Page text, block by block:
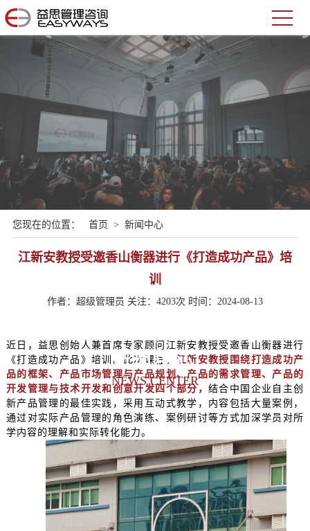
新闻中心
NEWS CENTER
您现在的位置： 首页 > 新闻中心
江新安教授受邀香山衡器进行《打造成功产品》培
训
作者：超级管理员 关注：4203次 时间：2024-08-13
近日，益思创始人兼首席专家顾问江新安教授受邀香山衡器进行
《打造成功产品》培训。此次课程， 江新安教授围绕打造成功产
品的框架、产品市场管理与产品规划、产品的需求管理、产品的
开发管理与技术开发和创意开发四个部分，结合中国企业自主创
新产品管理的最佳实践，采用互动式教学，内容包括大量案例，
通过对实际产品管理的角色演练、案例研讨等方式加深学员对所
学内容的理解和实际转化能力。